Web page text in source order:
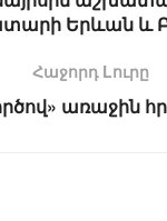
Երևան և
Հաջորդ Lուրը
առաջին